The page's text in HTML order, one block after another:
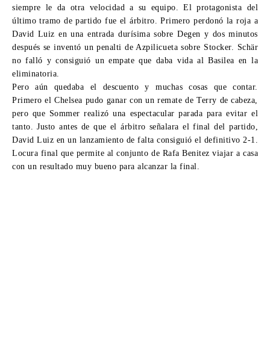
siempre le da otra velocidad a su equipo. El protagonista del
último tramo de partido fue el árbitro. Primero perdonó la roja a
David Luiz en una entrada durísima sobre Degen y dos minutos
después se inventó un penalti de Azpilicueta sobre Stocker. Schär
no falló y consiguió un empate que daba vida al Basilea en la
eliminatoria.
Pero aún quedaba el descuento y muchas cosas que contar.
Primero el Chelsea pudo ganar con un remate de Terry de cabeza,
pero que Sommer realizó una espectacular parada para evitar el
tanto. Justo antes de que el árbitro señalara el final del partido,
David Luiz en un lanzamiento de falta consiguió el definitivo 2-1.
Locura final que permite al conjunto de Rafa Benitez viajar a casa
con un resultado muy bueno para alcanzar la final.